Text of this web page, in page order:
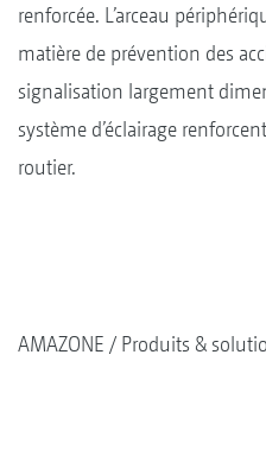
renforcée. L’arceau
matière de prévention des
signalisation largement
système d’éclairage
routier.
AMAZONE Produits &